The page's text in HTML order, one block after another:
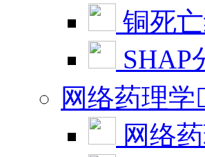
铜死
SHAP
网络药理学
网络